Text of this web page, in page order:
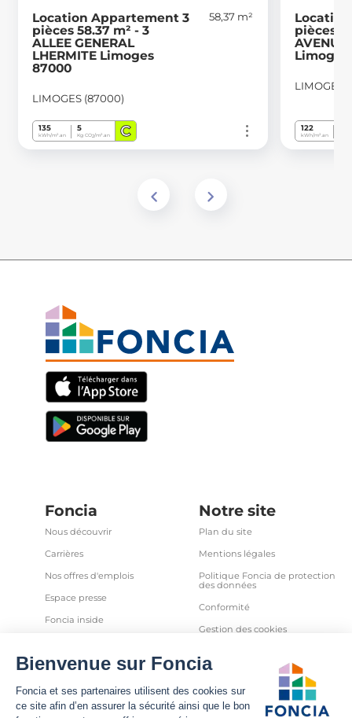
Location Appartement 3
pièces 58.37 m² - 3
ALLEE GENERAL
LHERMITE Limoges
87000
58,37 m²
LIMOGES (87000)
135
kWh/m².an
5
Kg CO2/m².an C
pièces
Limoges
LIMOGES
122
kWh/m².an
Foncia
Nous découvrir
Carrières
Nos offres d'emplois
Espace presse
Foncia inside
Partenaires
Notre site
Plan du site
Mentions légales
Politique Foncia de protection
des données
Conformité
Gestion des cookies
et autres traceurs
Sécurité informatique
Déclaration d'accessibilité